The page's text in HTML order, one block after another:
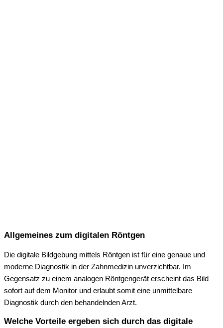
Allgemeines zum digitalen Röntgen
Die digitale Bildgebung mittels Röntgen ist für eine genaue und
moderne Diagnostik in der Zahnmedizin unverzichtbar. Im
Gegensatz zu einem analogen Röntgengerät erscheint das Bild
sofort auf dem Monitor und erlaubt somit eine unmittelbare
Diagnostik durch den behandelnden Arzt.
Welche Vorteile ergeben sich durch das digitale